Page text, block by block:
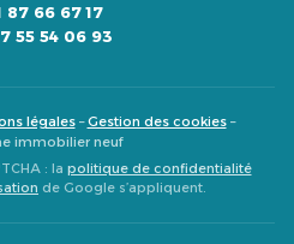
87 66 67 17
55 54 06 93
légales–Gestion des cookies–
immobilier neuf
: la politique de confidentialité
de Google s’appliquent.